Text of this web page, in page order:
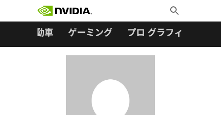
Toggle
Search
自動車 ゲーミング プロ グラフィックス